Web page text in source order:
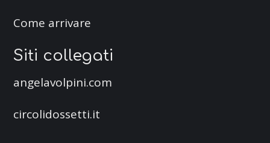
Come arrivare
Siti collegati
angelavolpini.com
circolidossetti.it